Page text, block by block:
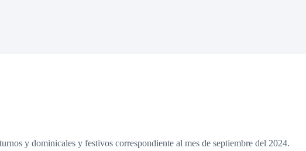
y dominicales y festivos correspondiente al mes de septiembre del 2024.